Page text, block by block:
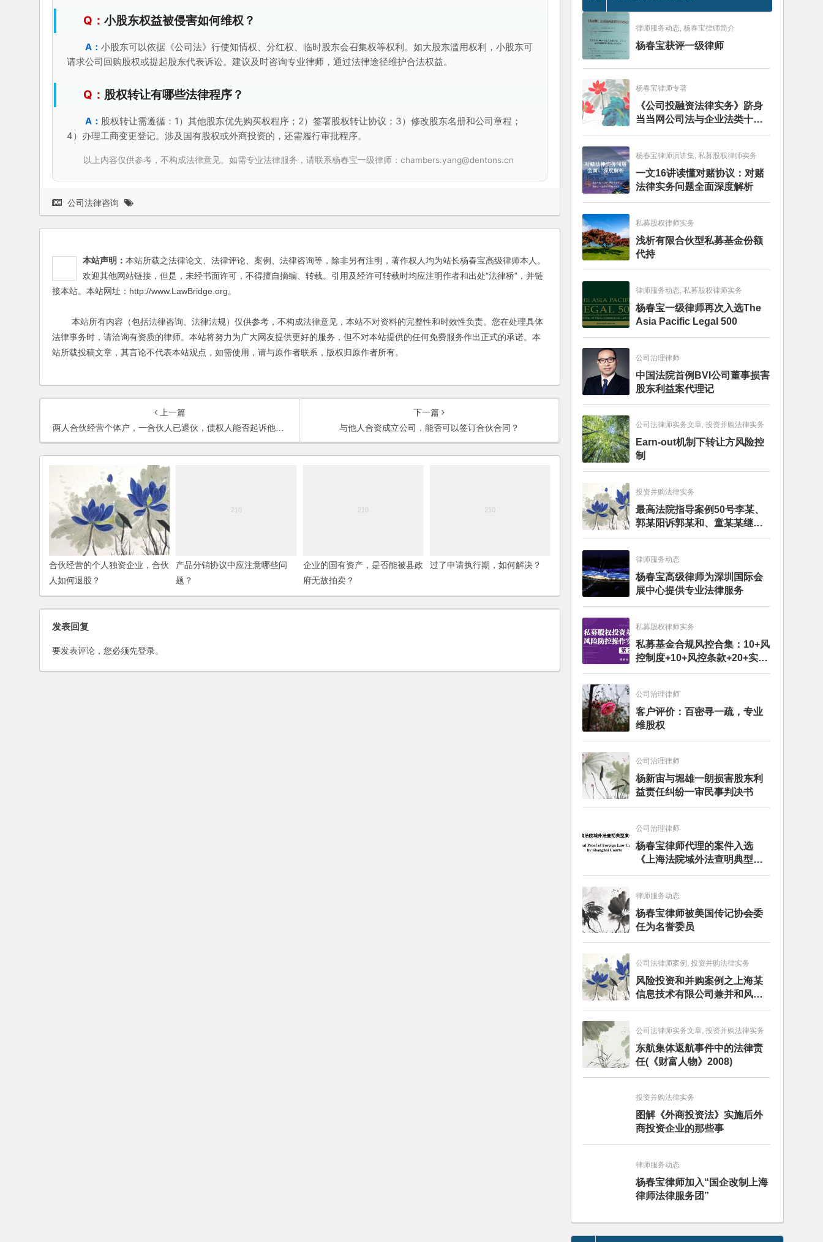
小股东权益被侵害如何维权？
小股东可以依据《公司法》行使知情权、分红权、临时股东会召集权等权利。如大股东滥用权利，小股东可
请求公司回购股权或提起股东代表诉讼。建议及时咨询专业律师，通过法律途径维护合法权益。
股权转让有哪些法律程序？
股权转让需遵循：1）其他股东优先购买权程序；2）签署股权转让协议；3）修改股东名册和公司章程；
4）办理工商变更登记。涉及国有股权或外商投资的，还需履行审批程序。
以上内容仅供参考，不构成法律意见。如需专业法律服务，请联系杨春宝一级律师：chambers.yang@dentons.cn
公司法律咨询
本站声明： 本站所载之法律论文、法律评论、案例、法律咨询等，除非另有注明，著作权人均为站长杨春宝高级律师本人。
欢迎其他网站链接，但是，未经书面许可，不得擅自摘编、转载。引用及经许可转载时均应注明作者和出处"法律桥"，并链
接本站。本站网址：http://www.LawBridge.org。
本站所有内容（包括法律咨询、法律法规）仅供参考，不构成法律意见，本站不对资料的完整性和时效性负责。您在处理具体
法律事务时，请洽询有资质的律师。本站将努力为广大网友提供更好的服务，但不对本站提供的任何免费服务作出正式的承诺。本
站所载投稿文章，其言论不代表本站观点，如需使用，请与原作者联系，版权归原作者所有。
上一篇
两人合伙经营个体户，一合伙人已退伙，债权人能否起诉他要求承担债务？
下一篇
与他人合资成立公司，能否可以签订合伙合同？
合伙经营的个人独资企业，合伙
人如何退股？
产品分销协议中应注意哪些问
题？
企业的国有资产，是否能被县政
府无故拍卖？
过了申请执行期，如何解决？
发表回复
要发表评论，您必须先登录。
律师服务动态, 杨春宝律师简介
杨春宝获评一级律师
杨春宝律师专著
《公司投融资法律实务》跻身
当当网公司法与企业法类十大
畅销图书榜
杨春宝律师演讲集, 私募股权律师实务
一文16讲读懂对赌协议：对赌
法律实务问题全面深度解析
私募股权律师实务
浅析有限合伙型私募基金份额
代持
律师服务动态, 私募股权律师实务
杨春宝一级律师再次入选The
Asia Pacific Legal 500
公司治理律师
中国法院首例BVI公司董事损害
股东利益案代理记
公司法律师实务文章, 投资并购法律实务
Earn-out机制下转让方风险控
制
投资并购法律实务
最高法院指导案例50号李某、
郭某阳诉郭某和、童某某继承
纠纷案
律师服务动态
杨春宝高级律师为深圳国际会
展中心提供专业法律服务
私募股权律师实务
私募基金合规风控合集：10+风
控制度+10+风控条款+20+实务
文章+每月动态
公司治理律师
客户评价：百密寻一疏，专业
维股权
公司治理律师
杨新宙与堀雄一朗损害股东利
益责任纠纷一审民事判决书
公司治理律师
杨春宝律师代理的案件入选
《上海法院域外法查明典型案
例》
律师服务动态
杨春宝律师被美国传记协会委
任为名誉委员
公司法律师案例, 投资并购法律实务
风险投资和并购案例之上海某
信息技术有限公司兼并和风险
投资服务
公司法律师实务文章, 投资并购法律实务
东航集体返航事件中的法律责
任(《财富人物》2008)
投资并购法律实务
图解《外商投资法》实施后外
商投资企业的那些事
律师服务动态
杨春宝律师加入“国企改制上海
律师法律服务团”